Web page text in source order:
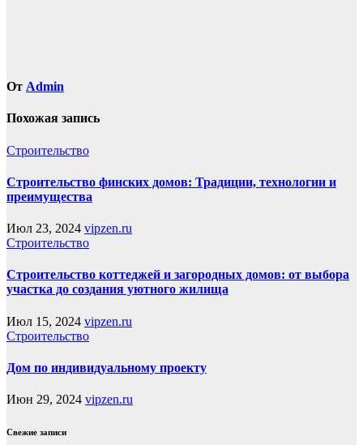
От Admin
Похожая запись
Строительство
Строительство финских домов: Традиции, технологии и
преимущества
Июл 23, 2024 vipzen.ru
Строительство
Строительство коттеджей и загородных домов: от выбора
участка до создания уютного жилища
Июл 15, 2024 vipzen.ru
Строительство
Дом по индивидуальному проекту
Июн 29, 2024 vipzen.ru
Свежие записи